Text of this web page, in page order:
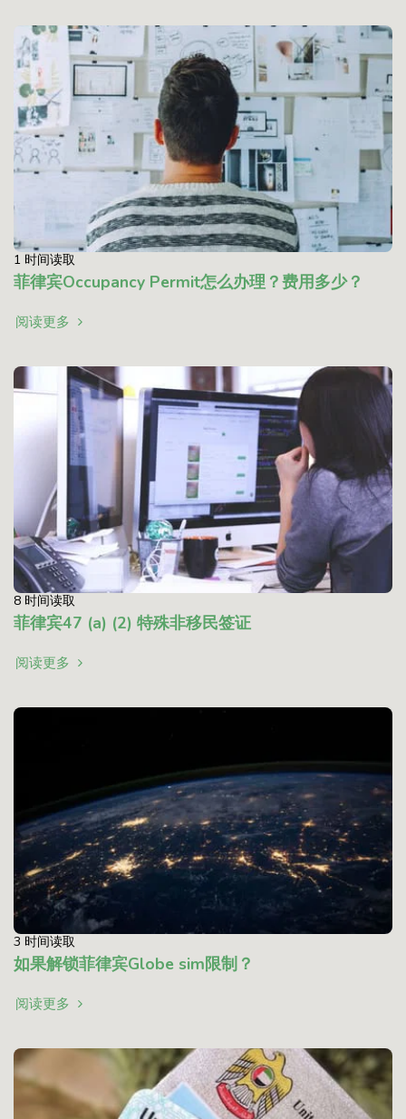
1 时间读取
菲律宾Occupancy Permit怎么办理？费用多少？
阅读更多
8 时间读取
菲律宾47 (a) (2) 特殊非移民签证
阅读更多
3 时间读取
如果解锁菲律宾Globe sim限制？
阅读更多